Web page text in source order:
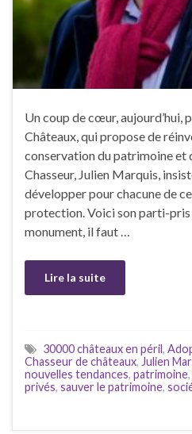
Un coup de cœur, aujourd’hui,
Châteaux, qui propose de
conservation du patrimoine et
Chasseur, Julien Marquis,
développer pour chacune de
protection. Voici son parti-pris
monument, il faut …
Lire la suite
30000 châteaux en péril,
Chasseur de châteaux, Julien
nouvelles tendances, patrimoine,
privés, sauver le patrimoine,